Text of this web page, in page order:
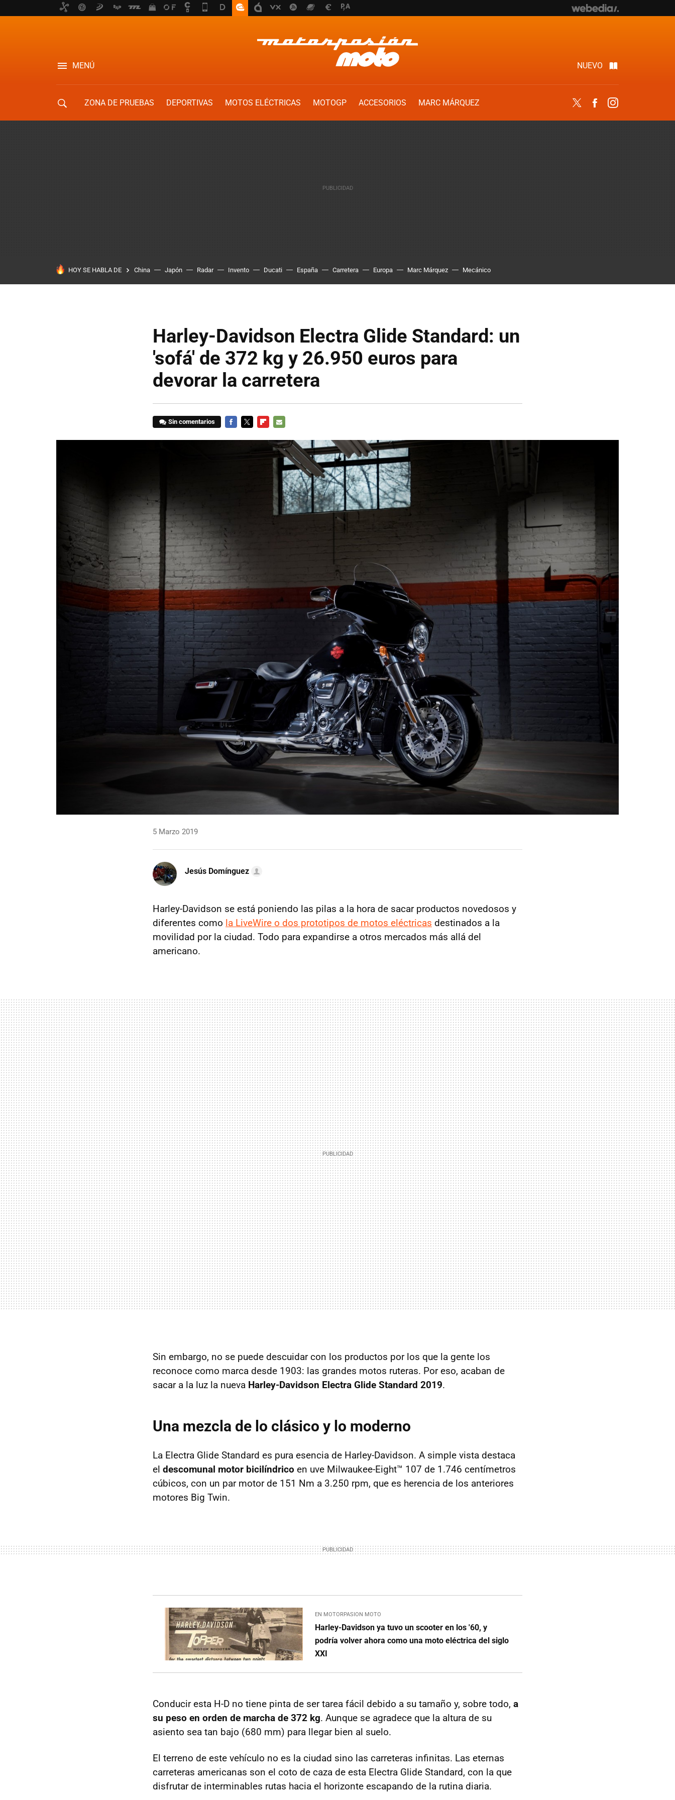
MENÚ NUEVO
ZONA DE PRUEBAS DEPORTIVAS MOTOS ELÉCTRICAS MOTOGP ACCESORIOS
MARC MÁRQUEZ
Twitter Facebook
HOY SE HABLA DE China Japón Radar Invento Ducati España Carretera Europa Marc Márquez Mecánico
Harley-Davidson Electra Glide Standard: un
'sofá' de 372 kg y 26.950 euros para
devorar la carretera
Sin comentarios
MAIL
5 Marzo 2019
Jesús Domínguez
Harley-Davidson se está poniendo las pilas a la hora de sacar productos novedosos y
diferentes como la LiveWire o dos prototipos de motos eléctricas destinados a la
movilidad por la ciudad. Todo para expandirse a otros mercados más allá del
americano.
Sin embargo, no se puede descuidar con los productos por los que la gente los
reconoce como marca desde 1903: las grandes motos ruteras. Por eso, acaban de
sacar a la luz la nueva Harley-Davidson Electra Glide Standard 2019.
Una mezcla de lo clásico y lo moderno
La Electra Glide Standard es pura esencia de Harley-Davidson. A simple vista destaca
el descomunal motor bicilíndrico en uve Milwaukee-Eight™ 107 de 1.746 centímetros
cúbicos, con un par motor de 151 Nm a 3.250 rpm, que es herencia de los anteriores
motores Big Twin.
EN MOTORPASION MOTO
Harley-Davidson ya tuvo un scooter en los '60, y
podría volver ahora como una moto eléctrica del siglo
XXI
Conducir esta H-D no tiene pinta de ser tarea fácil debido a su tamaño y, sobre todo, a
su peso en orden de marcha de 372 kg. Aunque se agradece que la altura de su
asiento sea tan bajo (680 mm) para llegar bien al suelo.
El terreno de este vehículo no es la ciudad sino las carreteras infinitas. Las eternas
carreteras americanas son el coto de caza de esta Electra Glide Standard, con la que
disfrutar de interminables rutas hacia el horizonte escapando de la rutina diaria.